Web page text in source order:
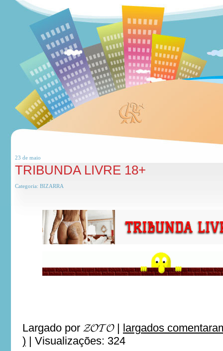
23 de maio
TRIBUNDA LIVRE 18+
Categoria: BIZARRA
Largado por 𝓩𝓞𝓣𝓞| largados
) | Visualizações: 324